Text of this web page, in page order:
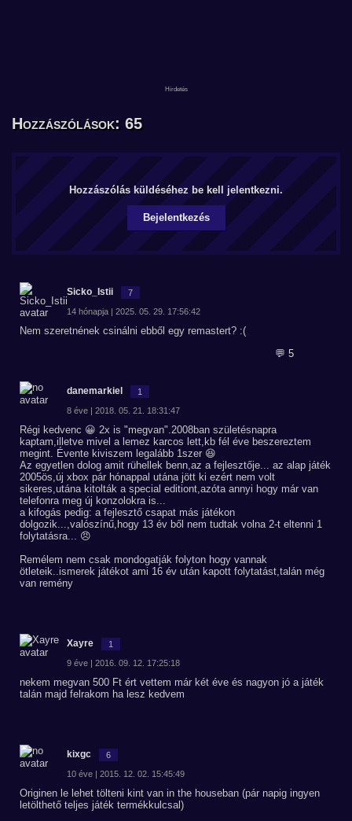
Hozzászólások: 65
Hozzászólás küldéséhez be kell jelentkezni.
Bejelentkezés
Sicko_Istii 7
14 hónapja | 2025. 05. 29. 17:56:42
Nem szeretnének csinálni ebből egy remastert? :(
💬 5
danemarkiel 1
8 éve | 2018. 05. 21. 18:31:47
Régi kedvenc 😀 2x is "megvan".2008ban születésnapra
kaptam,illetve mivel a lemez karcos lett,kb fél éve beszereztem
megint. Évente kiviszem legalább 1szer 😆
Az egyetlen dolog amit rühellek benn,az a fejlesztője... az alap játék
2005ös,új xbox pár hónappal utána jött ki ezért nem volt
sikeres,utána kitolták a special editiont,azóta annyi hogy már van
telefonra meg új konzolokra is...
a kifogás pedig: a fejlesztő csapat más játékon
dolgozik...,valószínű,hogy 13 év ből nem tudtak volna 2-t eltenni 1
folytatásra... 😠
Remélem nem csak mondogatják folyton hogy vannak
ötleteik..ismerek játékot ami 16 év után kapott folytatást,talán még
van remény
Xayre 1
9 éve | 2016. 09. 12. 17:25:18
nekem megvan 500 Ft ért vettem már két éve és nagyon jó a játék
talán majd felrakom ha lesz kedvem
kixgc 6
10 éve | 2015. 12. 02. 15:45:49
Originen le lehet tölteni kint van in the houseban (pár napig ingyen
letölthető teljes játék termékkulcsal)